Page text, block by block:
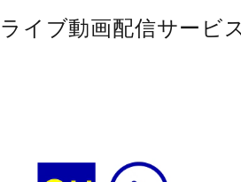
ライブ動画配信サービ